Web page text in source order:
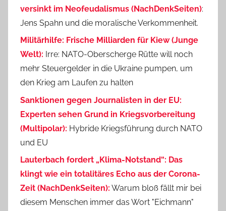
versinkt im Neofeudalismus (NachDenkSeiten):
Jens Spahn und die moralische Verkommenheit.
Militärhilfe: Frische Milliarden für Kiew (Junge
Welt): Irre: NATO-Oberscherge Rütte will noch
mehr Steuergelder in die Ukraine pumpen, um
den Krieg am Laufen zu halten
Sanktionen gegen Journalisten in der EU:
Experten sehen Grund in Kriegsvorbereitung
(Multipolar): Hybride Kriegsführung durch NATO
und EU
Lauterbach fordert „Klima-Notstand“: Das
klingt wie ein totalitäres Echo aus der Corona-
Zeit (NachDenkSeiten): Warum bloß fällt mir bei
diesem Menschen immer das Wort "Eichmann"